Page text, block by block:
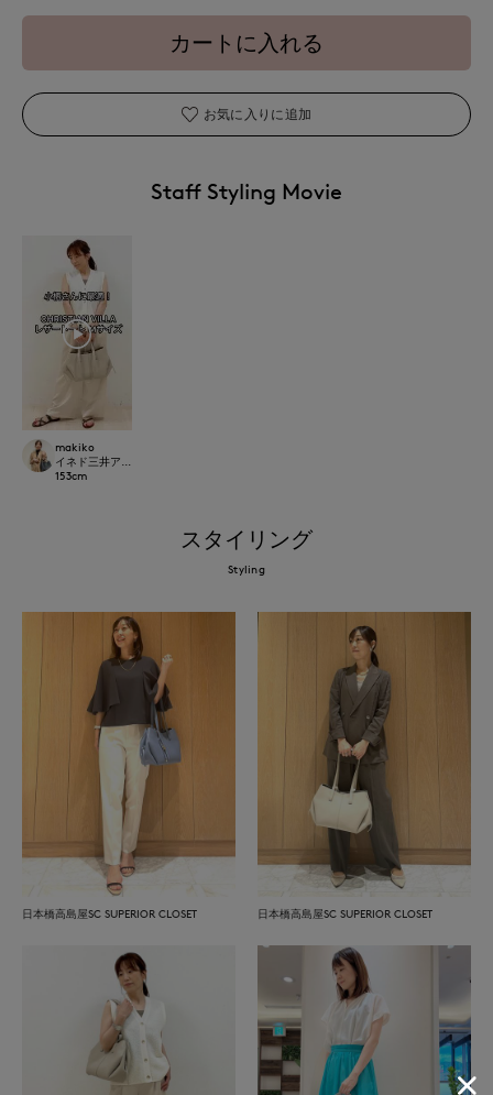
カートに入れる
お気に入りに追加
Staff Styling Movie
makiko
イネド三井アウトレットパーク多摩南大沢店
153cm
スタイリング
Styling
日本橋高島屋SC SUPERIOR CLOSET 日本橋高島屋SC SUPERIOR CLOSET